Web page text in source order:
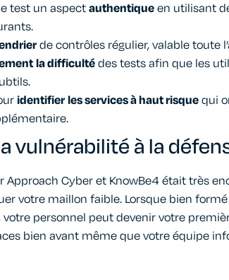
test un aspectauthentiqueen utilisant
de contrôles régulier, valable toute
la difficultédes tests afin que les
identifierles services à haut risquequi
vulnérabilité à la
Cyber et KnowBe4 étaittrès
votre maillon faible. Lorsque bien formé
personnel peut devenir votre
bien avant même que votre équipe